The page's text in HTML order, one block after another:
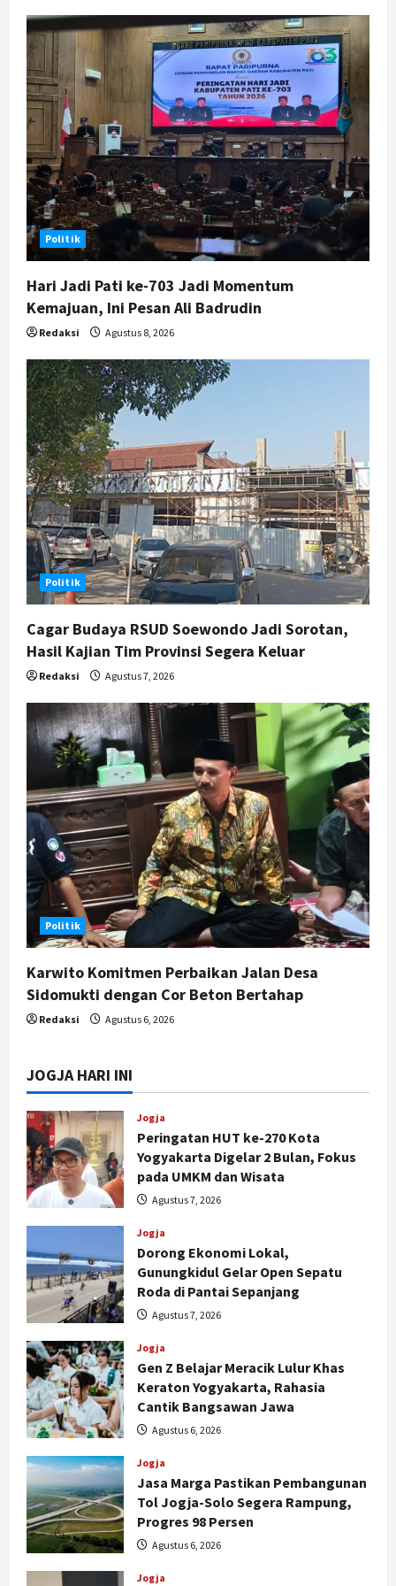
i
g
a
t
i
o
n Politik
Hari Jadi Pati ke-703 Jadi Momentum
Kemajuan, Ini Pesan Ali Badrudin
Redaksi Agustus 8, 2026
Politik
Cagar Budaya RSUD Soewondo Jadi Sorotan,
Hasil Kajian Tim Provinsi Segera Keluar
Redaksi Agustus 7, 2026
Politik
Karwito Komitmen Perbaikan Jalan Desa
Sidomukti dengan Cor Beton Bertahap
Redaksi Agustus 6, 2026
JOGJA HARI INI
Jogja
Peringatan HUT ke-270 Kota
Yogyakarta Digelar 2 Bulan, Fokus
pada UMKM dan Wisata
Agustus 7, 2026
Jogja
Dorong Ekonomi Lokal,
Gunungkidul Gelar Open Sepatu
Roda di Pantai Sepanjang
Agustus 7, 2026
Jogja
Gen Z Belajar Meracik Lulur Khas
Keraton Yogyakarta, Rahasia
Cantik Bangsawan Jawa
Agustus 6, 2026
Jogja
Jasa Marga Pastikan Pembangunan
Tol Jogja-Solo Segera Rampung,
Progres 98 Persen
Agustus 6, 2026
Jogja